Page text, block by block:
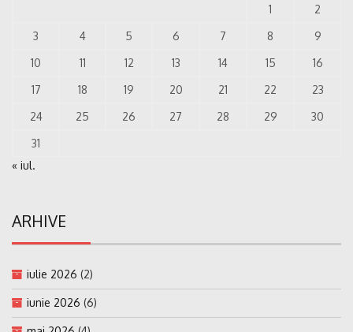
1
2
3
4 5 6 7 8
9
10
11 12 13 14 15
16
17
18 19 20 21 22
23
24
25 26 27 28 29
30
31
« iul.
ARHIVE
iulie 2026 (2)
iunie 2026 (6)